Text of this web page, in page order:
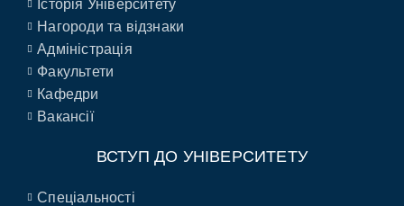
Історія Університету
Нагороди та відзнаки
Адміністрація
Факультети
Кафедри
Вакансії
ВСТУП ДО УНІВЕРСИТЕТУ
Спеціальності